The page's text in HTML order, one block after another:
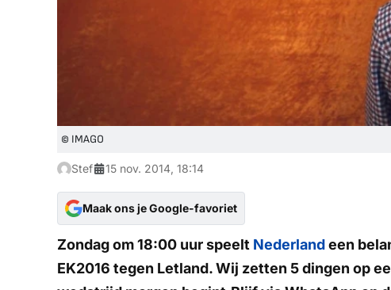
© IMAGO
Stef 15 nov. 2014, 18:14
Maak ons je Google-favoriet
Zondag om 18:00 uur speelt Nederlandeen
EK2016 tegen Letland. Wij zetten 5 dingen op